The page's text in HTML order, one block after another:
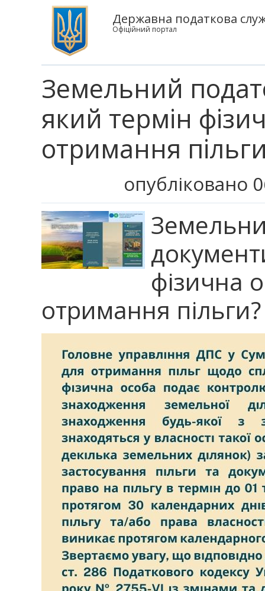
Державна податкова
Офіційний портал
Земельний
який термін
отримання
опубліковано
фізична
отримання пільги?